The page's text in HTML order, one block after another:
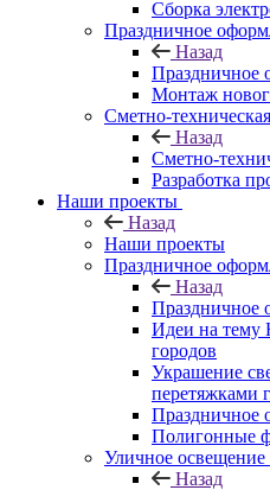
Сборка
Праздничное
Назад
Праздничное
Монтаж
Сметно-
Назад
Сметно-
Разработка
Наши проекты
Назад
Наши проекты
Праздничное
Назад
Праздничное
Идеи на тему
городов
Украшение
перетяжками
Праздничное
Полигонные
Уличное освещение
Назад